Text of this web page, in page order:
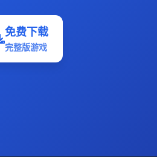
免费下载
完整版游戏